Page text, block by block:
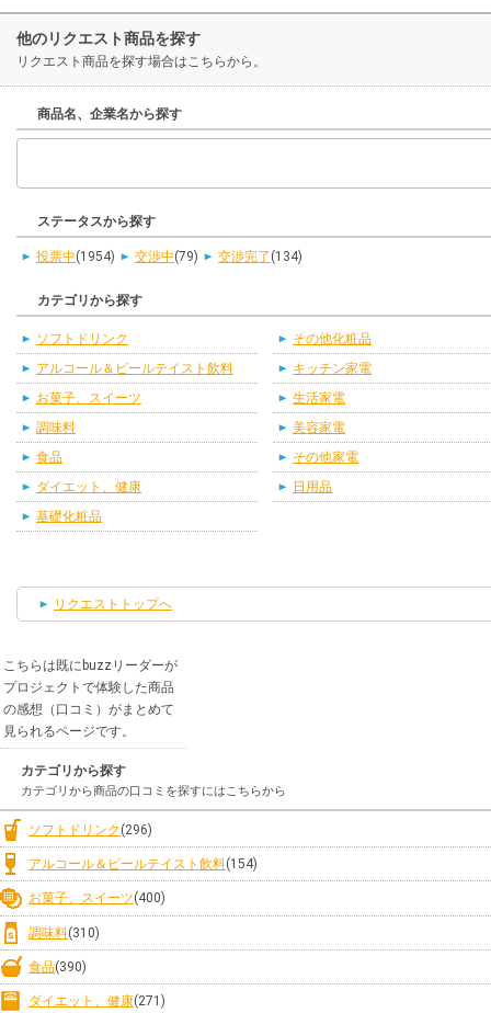
他のリクエスト商品を探す
リクエスト商品を探す場合はこちらから。
商品名、企業名から探す
ステータスから探す
投票中(1954) 交渉中(79) 交渉完了 (134)
カテゴリから探す
ソフトドリンク
アルコール＆ビールテイスト飲料
お菓子、スイーツ
調味料
食品
ダイエット、健康
基礎化粧品
その他化粧品
キッチン家電
生活家電
美容家電
その他家電
日用品
リクエストトップへ
こちらは既にbuzzリーダーが
プロジェクトで体験した商品
の感想（口コミ）がまとめて
見られるページです。
カテゴリから探す
カテゴリから商品の口コミを探すにはこちらから
ソフトドリンク (296)
アルコール＆ビールテイスト飲料(154)
お菓子、スイーツ(400)
調味料(310)
食品(390)
ダイエット、健康(271)